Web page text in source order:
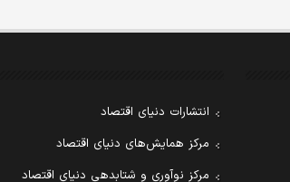
انتشارات دنیای اقتصاد
مرکز همایش‌های دنیای اقتصاد
مرکز نوآوری و شتابدهی دنیای اقتصاد